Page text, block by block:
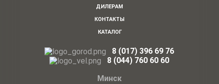
ДИЛЕРАМ
КОНТАКТЫ
КАТАЛОГ
8 (017) 396 69 76
8 (044) 760 60 60
Минск